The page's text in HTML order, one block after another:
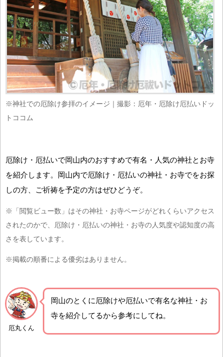
※神社での厄除け参拝のイメージ｜撮影：厄年・厄除け厄払いドッ
トココム
厄除け・厄払いで岡山内のおすすめで有名・人気の神社とお寺
を紹介します。岡山内で厄除け・厄払いの神社・お寺でをお探
しの方、ご祈祷を予定の方はぜひどうぞ。
※「閲覧ビュー数」はその神社・お寺ページがどれくらいアクセス
されたのかで、厄除け・厄払いの神社・お寺の人気度や認知度の高
さを表しています。
※掲載の順番による優劣はありません。
厄丸くん
岡山のとくに厄除けや厄払いで有名な神社・お
寺を紹介 してるから参考にしてね。